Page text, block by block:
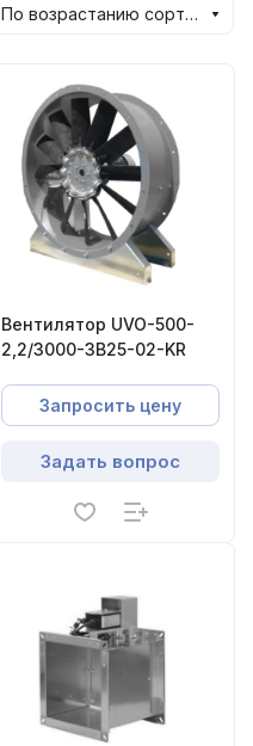
По возрастанию сортировки
Вентилятор UVO-500-
2,2/3000-3В25-02-KR
Запросить цену
Задать вопрос